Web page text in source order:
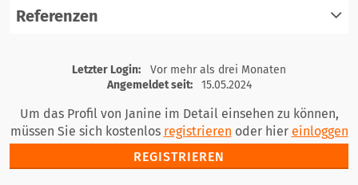
Referenzen
registrieren
einloggen
Letzter Login:
Vor mehr als drei Monaten
Angemeldet seit:
15.05.2024
Um das Profil von Janine im Detail einsehen zu können,
müssen Sie sich kostenlos registrieren oder hier einloggen
REGISTRIEREN